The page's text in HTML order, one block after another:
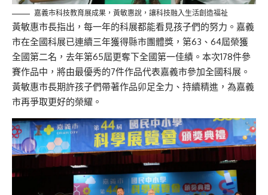
嘉義市科技教育展成果，黃敏惠說，讓科技融入生活創造福祉
黃敏惠市長指出，每一年的科展都能看見孩子們的努力 。 嘉義
市在全國科展已連續三年獲得縣市團體獎，第63、64屆榮獲
全國第二名，去年第65屆更奪下全國第一佳績。本次178件參
賽作品中，將由最優秀的7件作品代表嘉義市參加全國科展。
黃敏惠市長期許孩子們帶著作品卯足全力、持續精進，為嘉義
市再爭取更好的榮耀。